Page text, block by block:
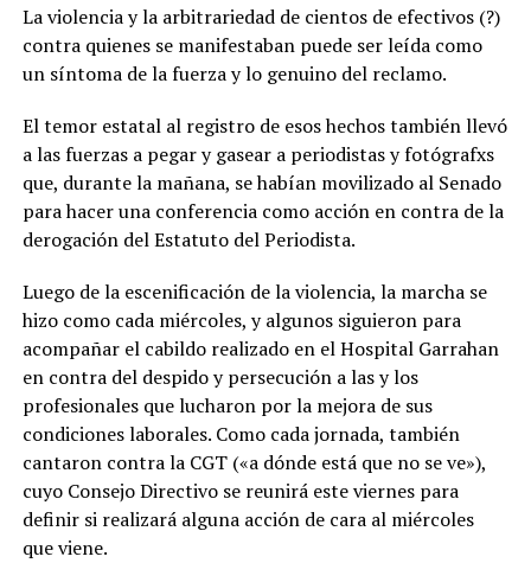
La violencia y la arbitrariedad de cientos de efectivos (?)
contra quienes se manifestaban puede ser leída como
un síntoma de la fuerza y lo genuino del reclamo.
El temor estatal al registro de esos hechos también llevó
a las fuerzas a pegar y gasear a periodistas y fotógrafxs
que, durante la mañana, se habían movilizado al Senado
para hacer una conferencia como acción en contra de la
derogación del Estatuto del Periodista.
Luego de la escenificación de la violencia, la marcha se
hizo como cada miércoles, y algunos siguieron para
acompañar el cabildo realizado en el Hospital Garrahan
en contra del despido y persecución a las y los
profesionales que lucharon por la mejora de sus
condiciones laborales. Como cada jornada, también
cantaron contra la CGT («a dónde está que no se ve»),
cuyo Consejo Directivo se reunirá este viernes para
definir si realizará alguna acción de cara al miércoles
que viene.